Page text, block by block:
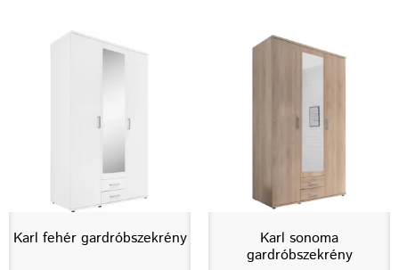
Karl fehér gardróbszekrény
Karl sonoma
gardróbszekrény